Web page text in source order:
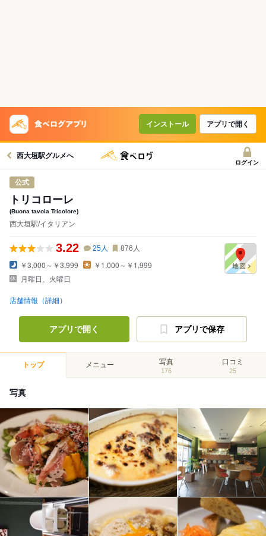
インストール アプリで開く
西大垣駅グルメへ
ログイン
公式
トリコローレ
(Buona tavola Tricolore)
西大垣駅/イタリアン
3.22 25人 876 人
￥3,000～￥3,999
￥1,000～￥1,999
月曜日、火曜日
店舗情報（詳細）
アプリで開く アプリで保存
トップ メニュー 写真
176
口コミ
25
写真